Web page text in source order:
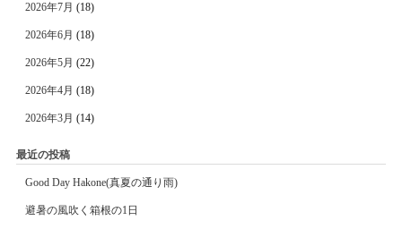
2026年7月 (18)
2026年6月 (18)
2026年5月 (22)
2026年4月 (18)
2026年3月 (14)
最近の投稿
Good Day Hakone(真夏の通り雨)
避暑の風吹く箱根の1日